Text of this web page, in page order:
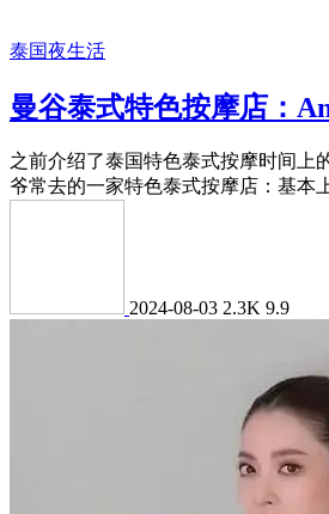
泰国夜生活
曼谷泰式特色按摩店：
之前介绍了泰国特色泰式按摩时间上
爷常去的一家特色泰式按摩店：基本
2024-08-03 2.3K 9.9